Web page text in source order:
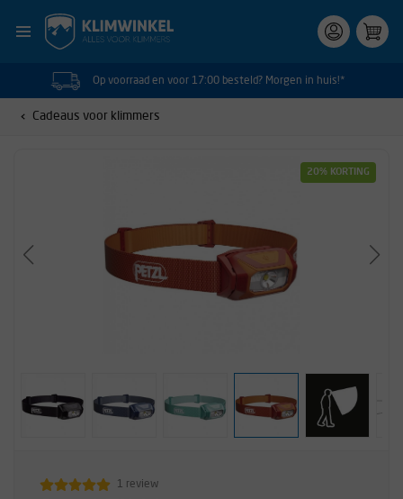
Op voorraad en voor 17:00 besteld? Morgen in huis!*
Cadeaus voor klimmers
20% KORTING
1 review